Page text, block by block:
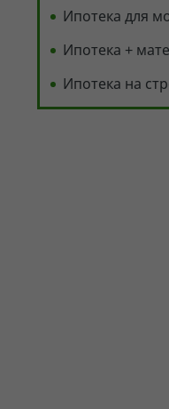
Ипотека для
Ипотека +
Ипотека на